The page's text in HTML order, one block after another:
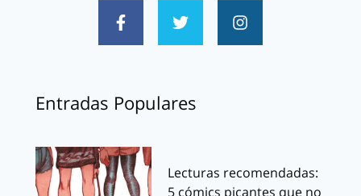
Entradas Populares
Lecturas recomendadas:
5 cómics picantes que no